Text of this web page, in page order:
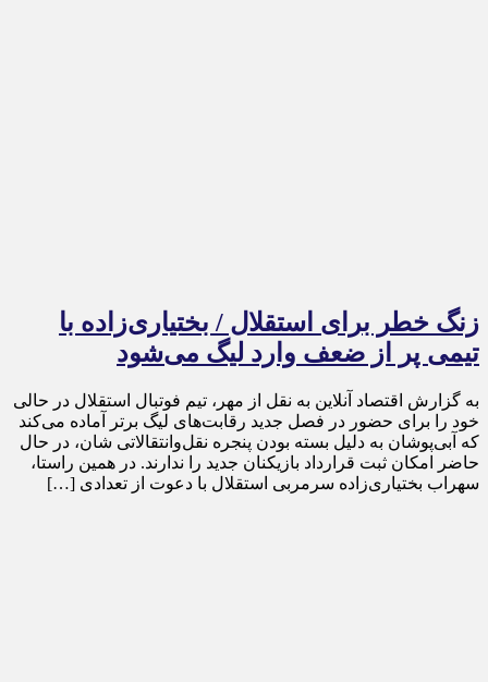
زنگ خطر برای استقلال / بختیاری‌زاده با
تیمی پر از ضعف وارد لیگ می‌شود
به گزارش اقتصاد آنلاین به نقل از مهر، تیم فوتبال استقلال در حالی
خود را برای حضور در فصل جدید رقابت‌های لیگ برتر آماده می‌کند
که آبی‌پوشان به دلیل بسته بودن پنجره نقل‌وانتقالاتی شان، در حال
حاضر امکان ثبت قرارداد بازیکنان جدید را ندارند. در همین راستا،
سهراب بختیاری‌زاده سرمربی استقلال با دعوت از تعدادی […]